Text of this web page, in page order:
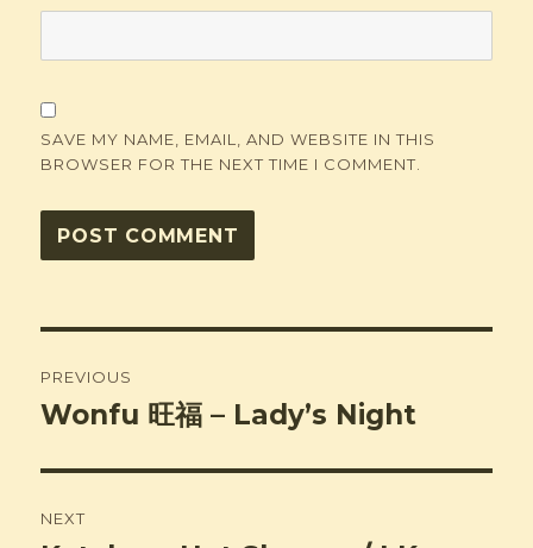
SAVE MY NAME, EMAIL, AND WEBSITE IN THIS
BROWSER FOR THE NEXT TIME I COMMENT.
navigation
PREVIOUS
Previous
Wonfu 旺福 – Lady’s Night
NEXT